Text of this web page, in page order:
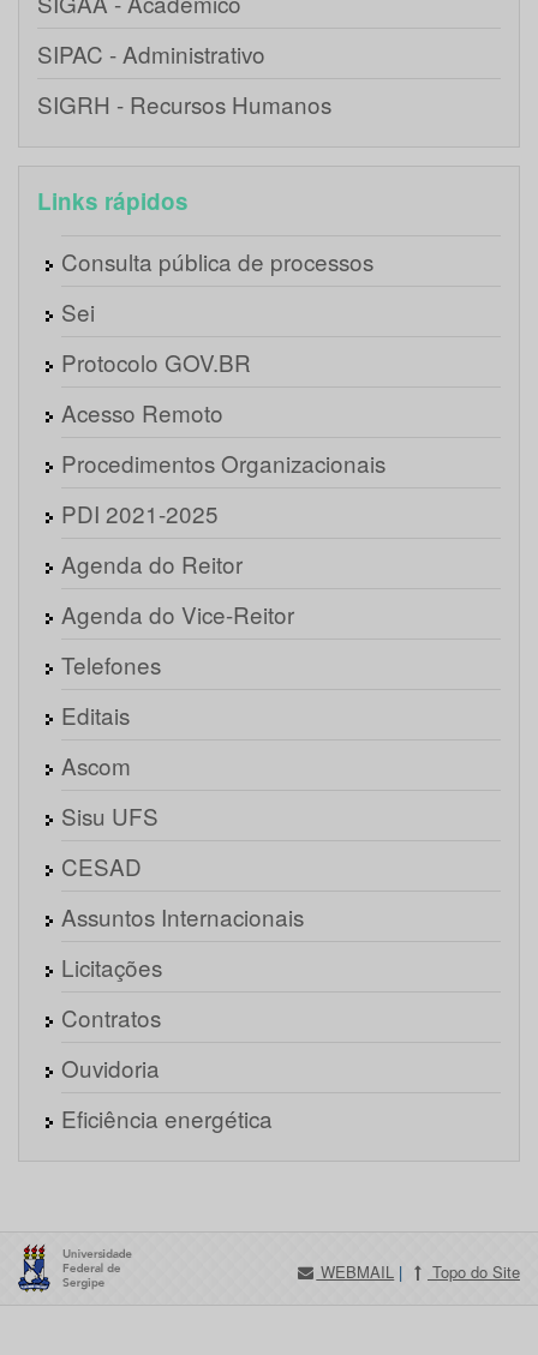
SIPAC - Administrativo
SIGRH - Recursos Humanos
Links rápidos
Consulta pública de processos
Sei
Protocolo GOV.BR
Acesso Remoto
Procedimentos Organizacionais
PDI 2021-2025
Agenda do Reitor
Agenda do Vice-Reitor
Telefones
Editais
Ascom
Sisu UFS
CESAD
Assuntos Internacionais
Licitações
Contratos
Ouvidoria
Eficiência energética
WEBMAIL | Topo do Site